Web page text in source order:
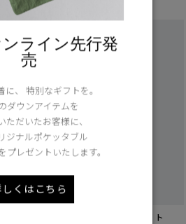
バウンダリー ソック ライト
ライン先行発
売
に、 特別なギフトを。
ダウンアイテムを
ただいたお客様に、
ジナルポケッタブル
プレゼントいたします。
しくはこちら